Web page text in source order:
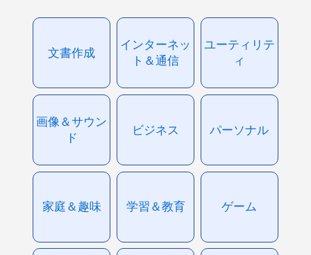
文書作成
インターネッ
ト＆通信
ユーティリテ
ィ
画像＆サウン
ド
ビジネス パーソナル
家庭＆趣味 学習＆教育 ゲーム